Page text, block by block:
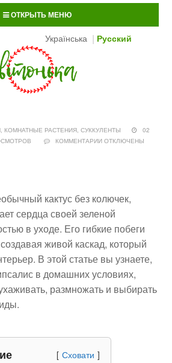
ОТКРЫТЬ МЕНЮ
Українська Русский
, КОМНАТНЫЕ РАСТЕНИЯ,СУККУЛЕНТЫ
02
КОММЕНТАРИИ ОТКЛЮЧЕНЫ
кактус без колючек,
сердца своей зеленой
в уходе. Его гибкие побеги
живой каскад, который
В этой статье вы узнаете,
в домашних условиях,
размножать и выбирать
Сховати